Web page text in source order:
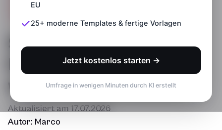
EU
25+ moderne Templates & fertige Vorlagen
Jetzt kostenlos starten →
Umfrage in wenigen Minuten durch KI erstellt
Suggestivfrage:
Definition, Beispiele &
wie du sie vermeidest
Aktualisiert am 17.07.2026
Autor: Marco